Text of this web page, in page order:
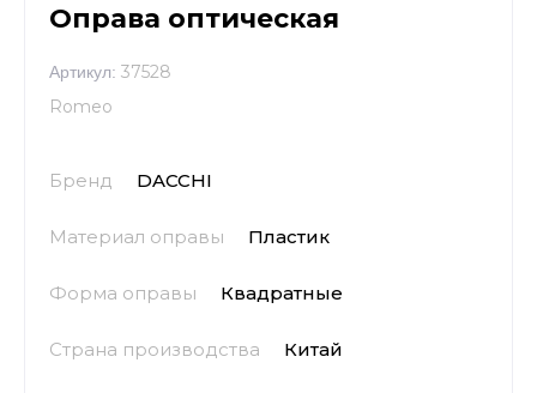
Оправа оптическая
Артикул: 37528
Romeo
Бренд DACCHI
Материал оправы Пластик
Форма оправы Квадратные
Страна производства Китай